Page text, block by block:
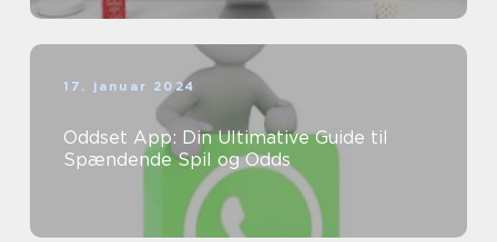
17. januar 2024
Oddset App: Din Ultimative Guide til
Spændende Spil og Odds